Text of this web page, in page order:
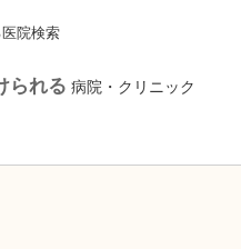
院検索
られる 病院・クリニック